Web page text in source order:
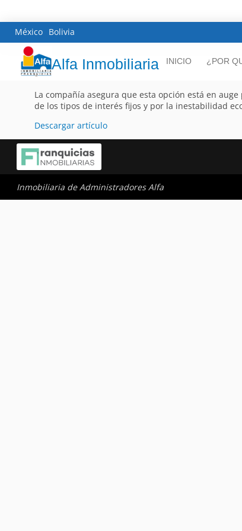
México Bolivia
Alfa Inmobiliaria INICIO ¿POR
La compañía asegura que esta opción está en
de los tipos de interés fijos y por la inestabilidad
Descargar artículo
Inmobiliaria de Administradores Alfa